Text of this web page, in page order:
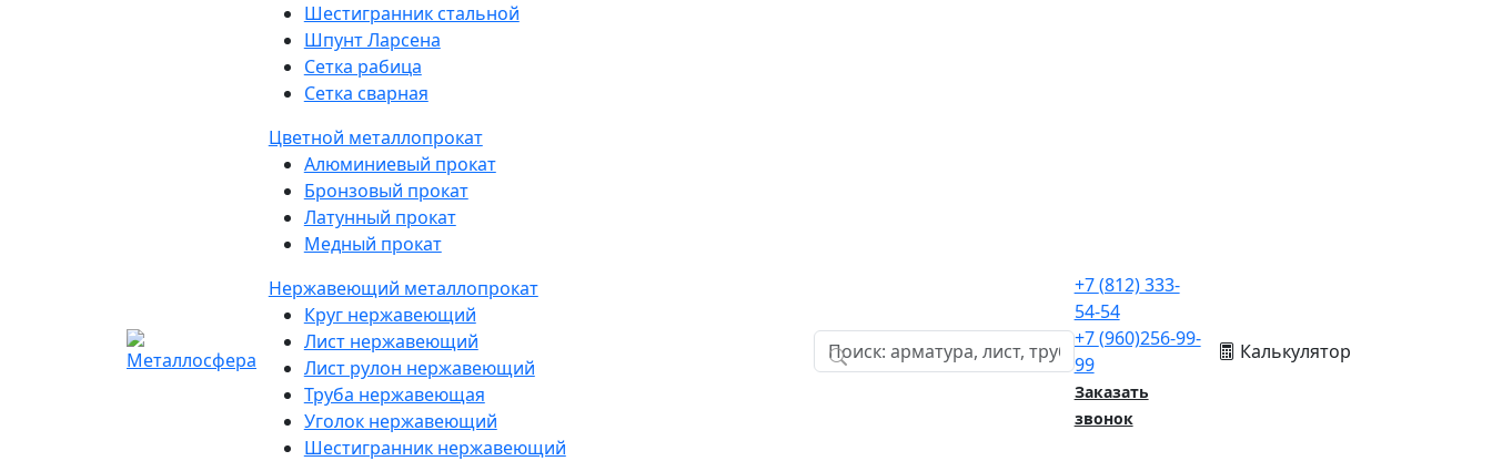
Шестигранник стальной
Шпунт Ларсена
Сетка рабица
Сетка сварная
Цветной металлопрокат
Алюминиевый прокат
Бронзовый прокат
Латунный прокат
Медный прокат
Нержавеющий металлопрокат
Круг нержавеющий
Лист нержавеющий
Лист рулон нержавеющий
Труба нержавеющая
Уголок нержавеющий
Шестигранник нержавеющий
+7(812)333-
54-54
+7(960)256-99-
99
Заказать
звонок
Калькулятор